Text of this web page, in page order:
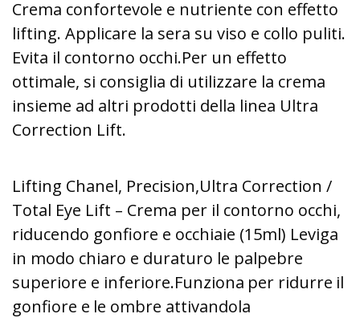
Crema confortevole e nutriente con effetto
lifting. Applicare la sera su viso e collo puliti.
Evita il contorno occhi.Per un effetto
ottimale, si consiglia di utilizzare la crema
insieme ad altri prodotti della linea Ultra
Correction Lift.
Lifting Chanel, Precision,Ultra Correction /
Total Eye Lift – Crema per il contorno occhi,
riducendo gonfiore e occhiaie (15ml) Leviga
in modo chiaro e duraturo le palpebre
superiore e inferiore.Funziona per ridurre il
gonfiore e le ombre attivandola